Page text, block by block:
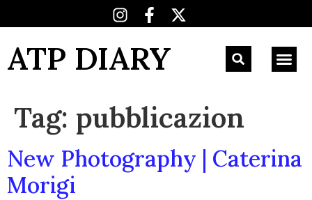
ATP DIARY
Tag: pubblicazion
New Photography | Caterina
Morigi